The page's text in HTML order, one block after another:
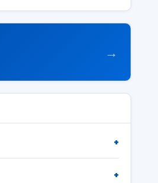
→
+
+